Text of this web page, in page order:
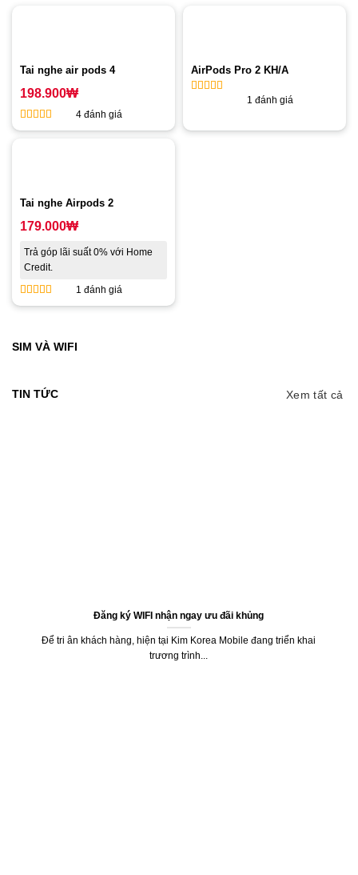
Tai nghe air pods 4
5out of 5
198.900₩
4 đánh giá
AirPods Pro 2 KH/A
1 đánh giá
Tai nghe Airpods 2
5out of 5
179.000₩
Trả góp lãi suất 0% với Home
Credit.
1 đánh giá
SIM VÀ WIFI
TIN TỨC Xem tất cả
Đăng ký WIFI nhận ngay ưu đãi khủng
Để tri ân khách hàng, hiện tại Kim Korea Mobile đang triển khai
trương trình...